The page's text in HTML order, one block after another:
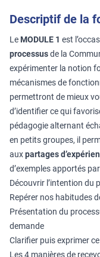
Descriptif de la
Le MODULE 1 est
processusde la
expérimenter la notion
mécanismes de
permettront de mieux
d’identifier ce qui
pédagogie alternant
en petits groupes, il
auxpartages
d’exemples apportés
Découvrir l’intention du
Repérer nos habitudes
Présentation du
demande
Clarifier puis exprimer
Les 4 manières de